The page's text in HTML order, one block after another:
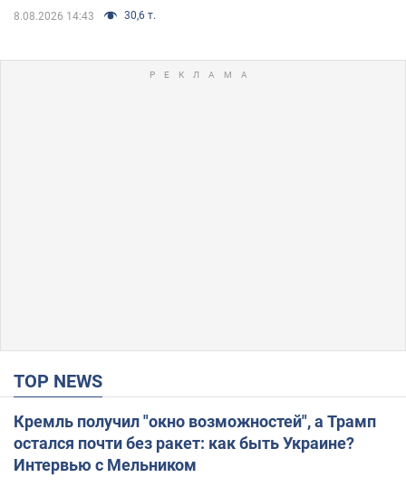
8.08.2026 14:43 30,6 т.
TOP NEWS
Кремль получил "окно возможностей", а Трамп
остался почти без ракет: как быть Украине?
Интервью с Мельником